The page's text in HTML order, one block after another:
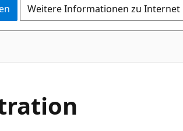
Weitere Informationen zu